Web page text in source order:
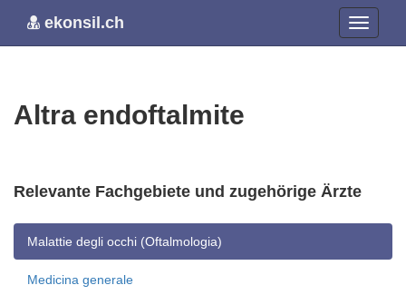
ekonsil.ch
Altra endoftalmite
Relevante Fachgebiete und zugehörige Ärzte
Malattie degli occhi (Oftalmologia)
Medicina generale